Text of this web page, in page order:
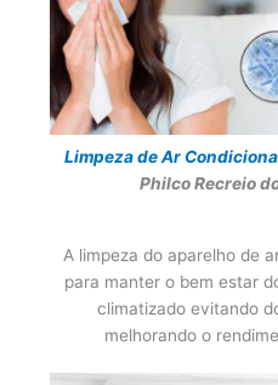
Limpeza de Ar
Philco Recreio
A limpeza do aparelho de
para manter o bem estar
climatizado evitando
melhorando o